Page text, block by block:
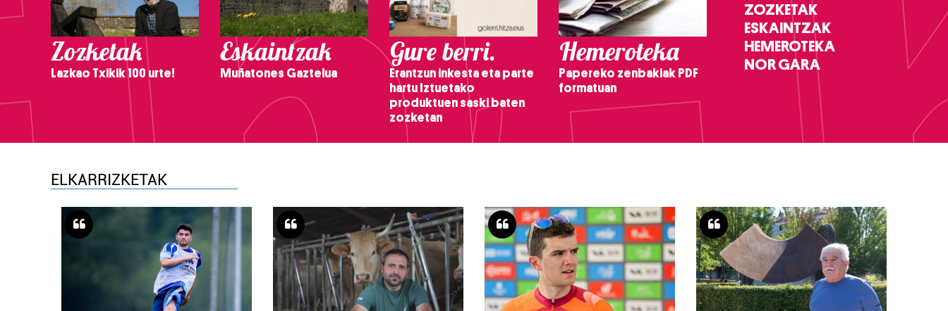
Zozketak
Lazkao Txikik 100 urte!
Eskaintzak
Muñatones Gaztelua
Gure berri.
Erantzun inkesta eta parte
hartu Iztuetako
produktuen saski baten
zozketan
Hemeroteka
Papereko zenbakiak PDF
formatuan
ZOZKETAK
ESKAINTZAK
HEMEROTEKA
NOR GARA
ELKARRIZKETAK